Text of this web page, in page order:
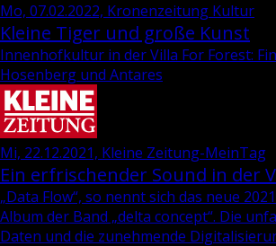
Mo, 07.02.2022, Kronenzeitung Kultur
Kleine Tiger und große Kunst
Innenhofkultur in der Villa For Forest:
Hosenberg und Antares
Mi, 22.12.2021, Kleine Zeitung-MeinTag
Ein erfrischender Sound in der
„Data Flow“, so nennt sich das neue
Album der Band „delta con­cept“. Die
Daten und die zu­neh­men­de